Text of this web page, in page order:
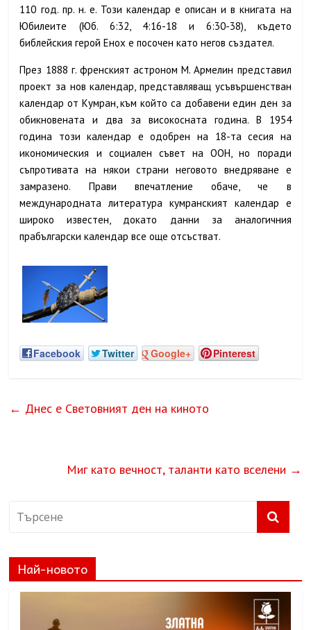
110 год. пр. н. е. Този календар е описан и в книгата на
Юбилеите (Юб. 6:32, 4:16-18 и 6:30-38), където
библейския герой Енох е посочен като негов създател.
През 1888 г. френският астроном М. Армелин представил
проект за нов календар, представляващ усъвършенстван
календар от Кумран, към който са добавени един ден за
обикновената и два за високосната година. В 1954
година този календар е одобрен на 18-та сесия на
икономическия и социален съвет на ООН, но поради
съпротивата на някои страни неговото внедряване е
замразено. Прави впечатление обаче, че в
международната литература кумранският календар е
широко известен, докато данни за аналогичния
прабългарски календар все още отсъстват.
Facebook Twitter Google+ Pinterest
← Днес е Световният ден на киното
Миг като вечност, таланти като вселени →
Най-новото